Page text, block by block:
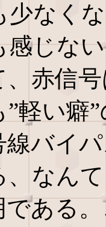
少なく
感じな
赤信号
軽い癖
線バイ
、なん
ある